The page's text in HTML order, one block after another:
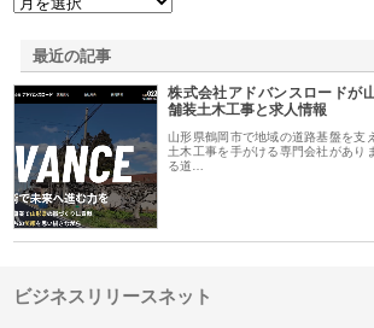
最近の記事
株式会社アドバンスロードが
舗装土木工事と求人情報
山形県鶴岡市で地域の道路基盤を支
土木工事を手がける専門会社があり
る道…
ビジネスリリースネット